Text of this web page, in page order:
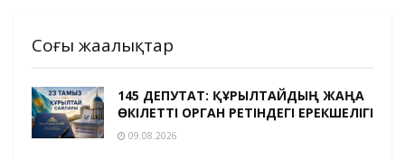
Соңғы жаңалықтар
145 ДЕПУТАТ: ҚҰРЫЛТАЙДЫҢ ЖАҢА
ӨКІЛЕТТІ ОРГАН РЕТІНДЕГІ ЕРЕКШЕЛІГІ
09.08.2026